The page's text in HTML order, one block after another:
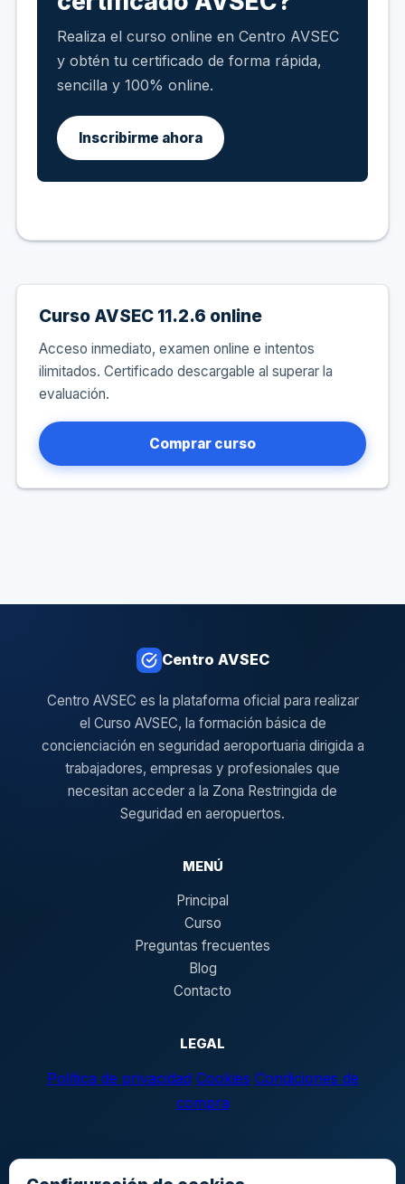
Realiza el curso online en Centro AVSEC
y obtén tu certificado de forma rápida,
sencilla y 100% online.
Inscribirme ahora
Curso AVSEC 11.2.6 online
Acceso inmediato, examen online e intentos
ilimitados. Certificado descargable al superar la
evaluación.
Comprar curso
Centro AVSEC
Centro AVSEC es la plataforma oficial para realizar
el Curso AVSEC, la formación básica de
concienciación en seguridad aeroportuaria dirigida a
trabajadores, empresas y profesionales que
necesitan acceder a la Zona Restringida de
Seguridad en aeropuertos.
MENÚ
Principal
Curso
Preguntas frecuentes
Blog
Contacto
LEGAL
Política de privacidad Cookies Condiciones de
compra